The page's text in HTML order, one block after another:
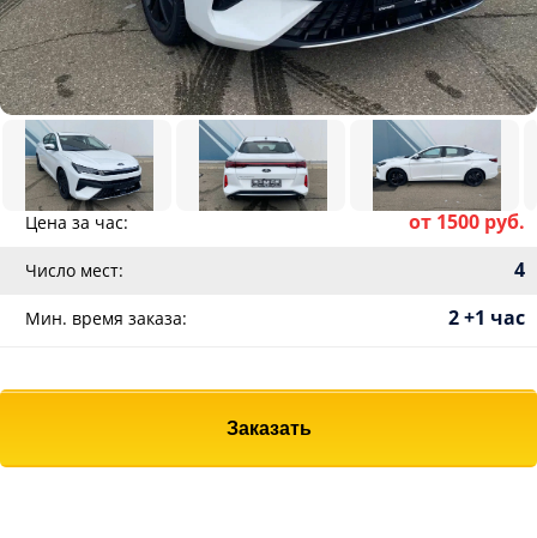
Цена за час: от 1500 руб.
Число мест: 4
Мин. время заказа: 2 +1 час
Заказать